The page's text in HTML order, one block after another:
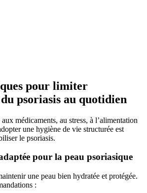
pour limiter
psoriasis au quotidien
médicaments, au stress, à l’alimentation
une hygiène de vie structurée est
le psoriasis.
pour la peau psoriasique
une peau bien hydratée et protégée.
: